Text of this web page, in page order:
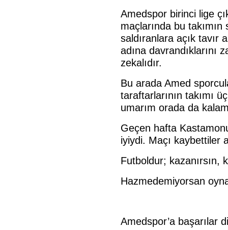
Amedspor birinci lige
maçlarında bu
saldıranlara açık tavır
adına davrandıklarını
zekalıdır.
Bu arada Amed
taraftarlarının takımı
umarım orada da
Geçen hafta
iyiydi. Maçı kaybettiler
Futboldur; kazanırsın,
Hazmedemiyorsan
Amedspor’a başarılar